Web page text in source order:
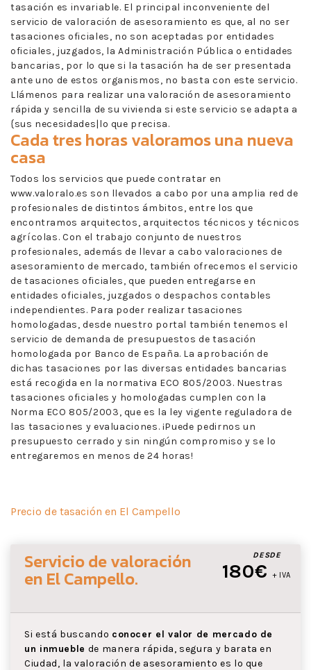
tasación es invariable. El principal inconveniente del
servicio de valoración de asesoramiento es que, al no ser
tasaciones oficiales, no son aceptadas por entidades
oficiales, juzgados, la Administración Pública o entidades
bancarias, por lo que si la tasación ha de ser presentada
ante uno de estos organismos, no basta con este servicio.
Llámenos para realizar una valoración de asesoramiento
rápida y sencilla de su vivienda si este servicio se adapta a
{sus necesidades|lo que precisa.
Cada tres horas valoramos una nueva
casa
Todos los servicios que puede contratar en
www.valoralo.es son llevados a cabo por una amplia red de
profesionales de distintos ámbitos, entre los que
encontramos arquitectos, arquitectos técnicos y técnicos
agrícolas. Con el trabajo conjunto de nuestros
profesionales, además de llevar a cabo valoraciones de
asesoramiento de mercado, también ofrecemos el servicio
de tasaciones oficiales, que pueden entregarse en
entidades oficiales, juzgados o despachos contables
independientes. Para poder realizar tasaciones
homologadas, desde nuestro portal también tenemos el
servicio de demanda de presupuestos de tasación
homologada por Banco de España. La aprobación de
dichas tasaciones por las diversas entidades bancarias
está recogida en la normativa ECO 805/2003. Nuestras
tasaciones oficiales y homologadas cumplen con la
Norma ECO 805/2003, que es la ley vigente reguladora de
las tasaciones y evaluaciones. ¡Puede pedirnos un
presupuesto cerrado y sin ningún compromiso y se lo
entregaremos en menos de 24 horas!
Precio de tasación en El Campello
DESDE
180€ + IVA
Servicio de valoración
en El Campello.
Si está buscando conocer el valor de mercado de
un inmueble de manera rápida, segura y barata en
Ciudad, la valoración de asesoramiento es lo que